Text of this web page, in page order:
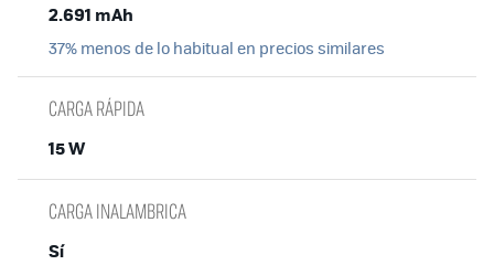
2.691 mAh
37% menos de lo habitual en precios similares
CARGA RÁPIDA
15 W
CARGA INALAMBRICA
Sí